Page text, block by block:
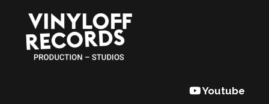
Youtube